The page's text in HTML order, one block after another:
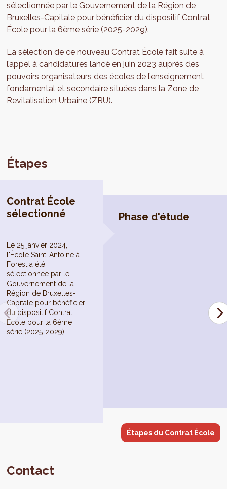
sélectionnée par le Gouvernement de la Région de
Bruxelles-Capitale pour bénéficier du dispositif Contrat
École pour la 6ème série (2025-2029).
La sélection de ce nouveau Contrat École fait suite à
l’appel à candidatures lancé en juin 2023 auprès des
pouvoirs organisateurs des écoles de l’enseignement
fondamental et secondaire situées dans la Zone de
Revitalisation Urbaine (ZRU).
Étapes
Contrat École
sélectionné
Le 25 janvier 2024,
l'École Saint-Antoine à
Forest a été
sélectionnée par le
Gouvernement de la
Région de Bruxelles-
Capitale pour bénéficier
du dispositif Contrat
École pour la 6ème
série (2025-2029).
Phase d'étude
Étapes du Contrat École
Contact